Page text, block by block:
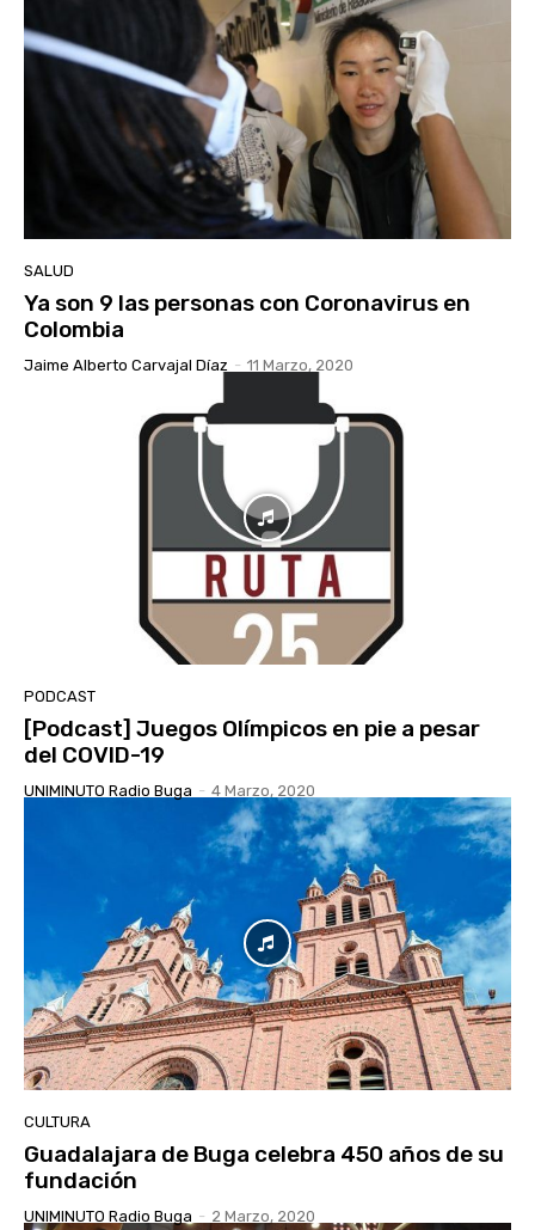
SALUD
Ya son 9 las personas con Coronavirus en
Colombia
Jaime Alberto Carvajal Díaz - 11 Marzo, 2020
PODCAST
[Podcast] Juegos Olímpicos en pie a pesar
del COVID-19
UNIMINUTO Radio Buga - 4 Marzo, 2020
CULTURA
Guadalajara de Buga celebra 450 años de su
fundación
UNIMINUTO Radio Buga - 2 Marzo, 2020